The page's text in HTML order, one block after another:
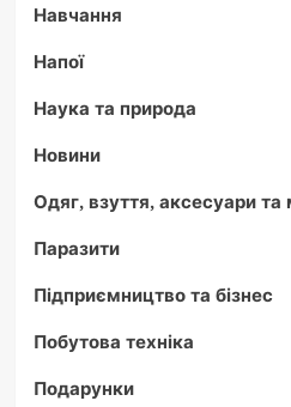
Навчання
Напої
Наука та природа
Новини
Одяг, взуття, аксесуари та
Паразити
Підприємництво та бізнес
Побутова техніка
Подарунки